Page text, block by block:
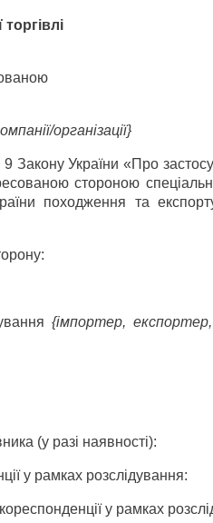
організації}
9 Закону України «Про
стороною
походження та
{імпортер,
(у разі наявності):
у рамках розслідування:
у рамках